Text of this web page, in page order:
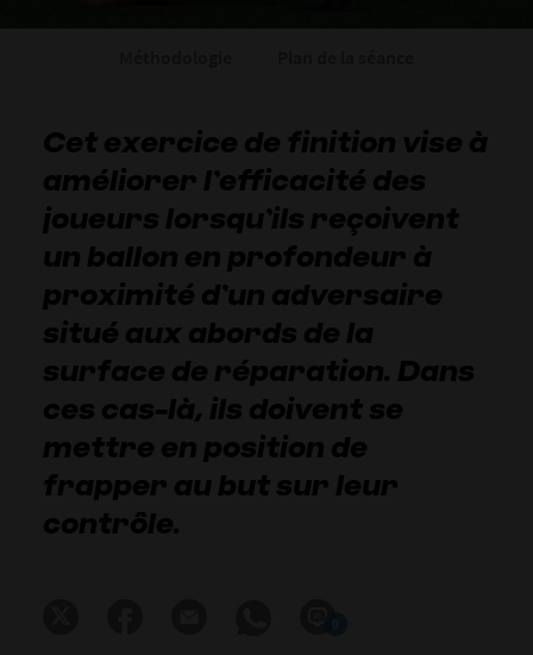
Cet exercice de finition vise à
améliorer l’efficacité des
joueurs lorsqu’ils reçoivent
un ballon en profondeur à
proximité d’un adversaire
situé aux abords de la
surface de réparation. Dans
ces cas-là, ils doivent se
mettre en position de
frapper au but sur leur
contrôle.